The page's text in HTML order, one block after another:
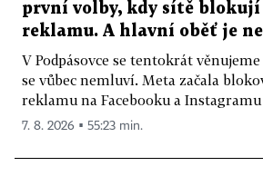
první volby, kdy sítě
reklamu. A hlavní oběť je
V Podpásovce se tentokrát
se vůbec nemluví. Meta začala
reklamu na Facebooku a Instagramu
7. 8. 2026 ▪ 55:23 min.